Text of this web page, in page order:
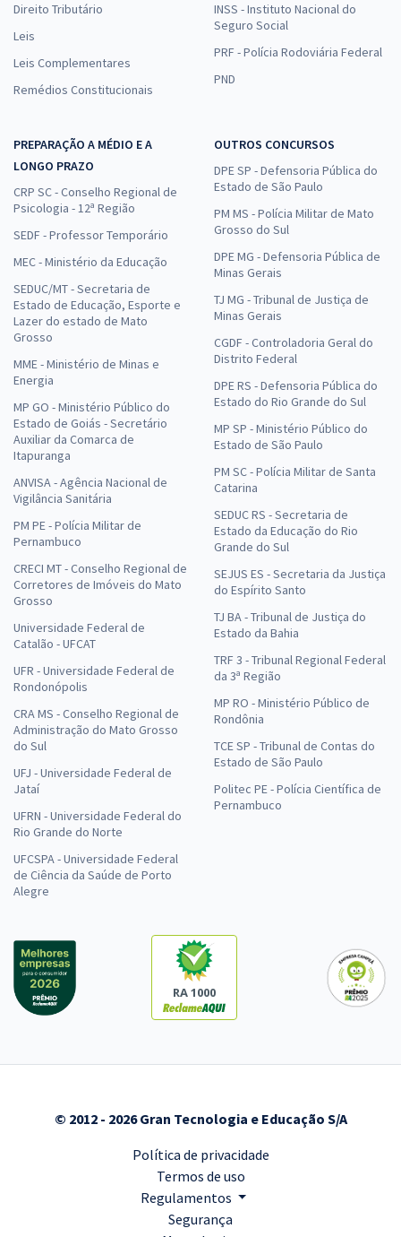
Direito Tributário
Leis
Leis Complementares
Remédios Constitucionais
INSS - Instituto Nacional do
Seguro Social
PRF - Polícia Rodoviária Federal
PND
PREPARAÇÃO A MÉDIO E A
LONGO PRAZO
CRP SC - Conselho Regional de
Psicologia - 12ª Região
SEDF - Professor Temporário
MEC - Ministério da Educação
SEDUC/MT - Secretaria de
Estado de Educação, Esporte e
Lazer do estado de Mato
Grosso
MME - Ministério de Minas e
Energia
MP GO - Ministério Público do
Estado de Goiás - Secretário
Auxiliar da Comarca de
Itapuranga
ANVISA - Agência Nacional de
Vigilância Sanitária
PM PE - Polícia Militar de
Pernambuco
CRECI MT - Conselho Regional de
Corretores de Imóveis do Mato
Grosso
Universidade Federal de
Catalão - UFCAT
UFR - Universidade Federal de
Rondonópolis
CRA MS - Conselho Regional de
Administração do Mato Grosso
do Sul
UFJ - Universidade Federal de
Jataí
UFRN - Universidade Federal do
Rio Grande do Norte
UFCSPA - Universidade Federal
de Ciência da Saúde de Porto
Alegre
OUTROS CONCURSOS
DPE SP - Defensoria Pública do
Estado de São Paulo
PM MS - Polícia Militar de Mato
Grosso do Sul
DPE MG - Defensoria Pública de
Minas Gerais
TJ MG - Tribunal de Justiça de
Minas Gerais
CGDF - Controladoria Geral do
Distrito Federal
DPE RS - Defensoria Pública do
Estado do Rio Grande do Sul
MP SP - Ministério Público do
Estado de São Paulo
PM SC - Polícia Militar de Santa
Catarina
SEDUC RS - Secretaria de
Estado da Educação do Rio
Grande do Sul
SEJUS ES - Secretaria da Justiça
do Espírito Santo
TJ BA - Tribunal de Justiça do
Estado da Bahia
TRF 3 - Tribunal Regional Federal
da 3ª Região
MP RO - Ministério Público de
Rondônia
TCE SP - Tribunal de Contas do
Estado de São Paulo
Politec PE - Polícia Científica de
Pernambuco
RA 1000
© 2012 - 2026 Gran Tecnologia e Educação S/A
Política de privacidade
Termos de uso
Regulamentos
Segurança